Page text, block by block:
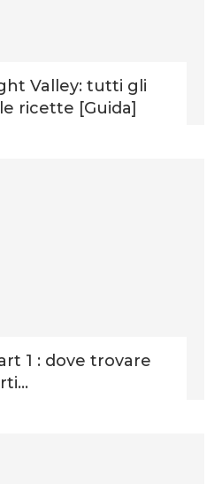
Valley: tutti gli
ricette [Guida]
1 : dove trovare